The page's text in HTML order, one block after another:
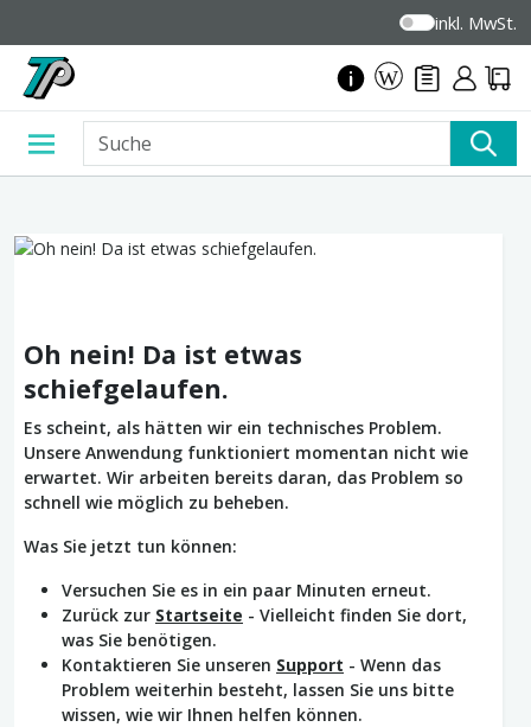
inkl. MwSt.
Oh nein! Da ist etwas
schiefgelaufen.
Es scheint, als hätten wir ein technisches Problem.
Unsere Anwendung funktioniert momentan nicht wie
erwartet. Wir arbeiten bereits daran, das Problem so
schnell wie möglich zu beheben.
Was Sie jetzt tun können:
Versuchen Sie es in ein paar Minuten erneut.
Zurück zur Startseite - Vielleicht finden Sie dort,
was Sie benötigen.
Kontaktieren Sie unseren Support - Wenn das
Problem weiterhin besteht, lassen Sie uns bitte
wissen, wie wir Ihnen helfen können.